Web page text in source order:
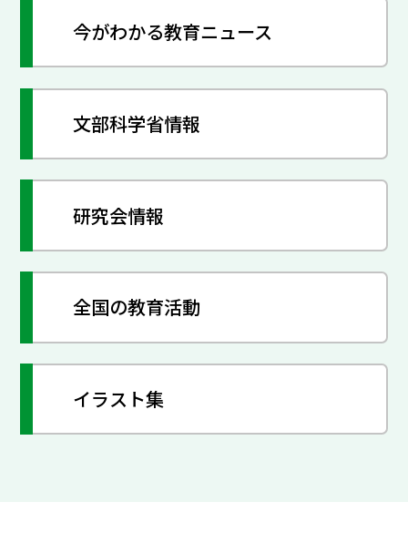
今がわかる教育ニュース
文部科学省情報
研究会情報
全国の教育活動
イラスト集